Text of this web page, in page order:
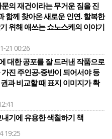
의 재건이라는 무거운 짐을 진
함께 찾아온 새로운 인연. 할복한
위해 애쓰는 쇼노스케의 이야기
21 00:26
대한 공포를 잘 드러낸 작품으로
진 주인공-중반이 되어서야 등
과 비교할 때 표지 이미지가 확
기에 유용한 색칠하기 책
19:25